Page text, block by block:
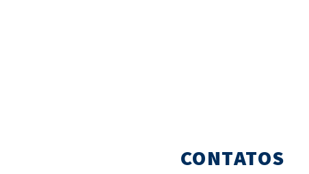
CONTATOS